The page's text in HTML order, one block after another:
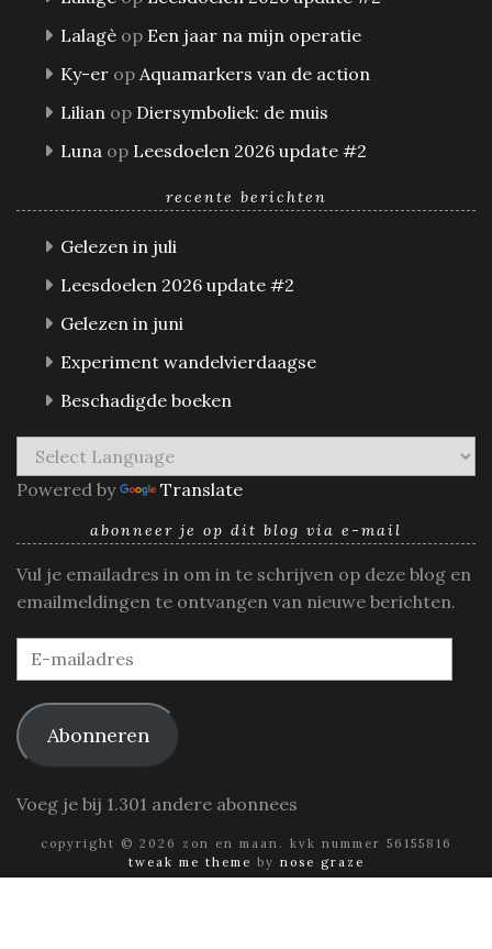
Lalagè op Een jaar na mijn operatie
Ky-er op Aquamarkers van de action
Lilian op Diersymboliek: de muis
Luna op Leesdoelen 2026 update #2
recente berichten
Gelezen in juli
Leesdoelen 2026 update #2
Gelezen in juni
Experiment wandelvierdaagse
Beschadigde boeken
Powered by Translate
abonneer je op dit blog via e-mail
Vul je emailadres in om in te schrijven op deze blog en
emailmeldingen te ontvangen van nieuwe berichten.
E-
mailadres
Abonneren
Voeg je bij 1.301 andere abonnees
copyright © 2026 zon en maan. kvk nummer 56155816
tweak me theme by nose graze